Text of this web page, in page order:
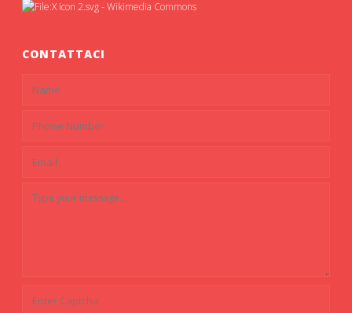
CONTATTACI